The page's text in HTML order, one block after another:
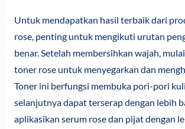
Untuk mendapatkan hasil terbaik dari
rose, penting untuk mengikuti urutan
benar. Setelah membersihkan wajah,
toner rose untuk menyegarkan dan
Toner ini berfungsi membuka pori-pori
selanjutnya dapat terserap dengan lebih
aplikasikan serum rose dan pijat dengan